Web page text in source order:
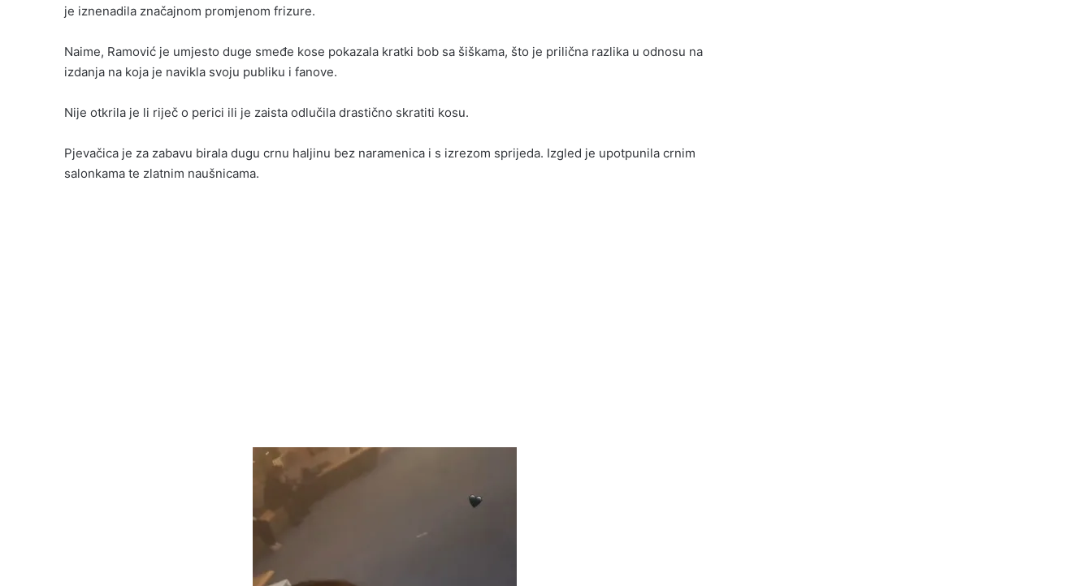
je iznenadila značajnom promjenom frizure.
Naime, Ramović je umjesto duge smeđe kose pokazala kratki bob sa šiškama, što je prilična razlika u odnosu na
izdanja na koja je navikla svoju publiku i fanove.
Nije otkrila je li riječ o perici ili je zaista odlučila drastično skratiti kosu.
Pjevačica je za zabavu birala dugu crnu haljinu bez naramenica i s izrezom sprijeda. Izgled je upotpunila crnim
salonkama te zlatnim naušnicama.